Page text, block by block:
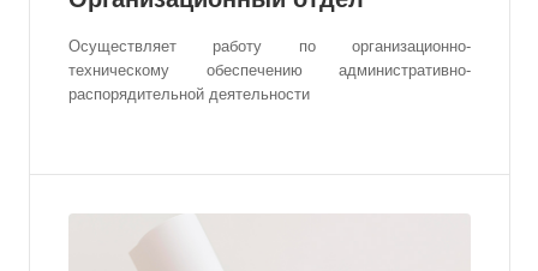
Осуществляет работу по организационно-
техническому обеспечению административно-
распорядительной деятельности